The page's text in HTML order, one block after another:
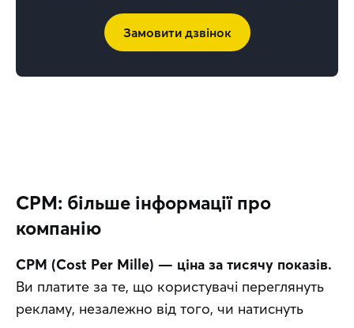
Замовити дзвінок
CPM: більше інформації про
компанію
CPM (Cost Per Mille) — ціна за тисячу показів.
Ви платите за те, що користувачі переглянуть
рекламу, незалежно від того, чи натиснуть